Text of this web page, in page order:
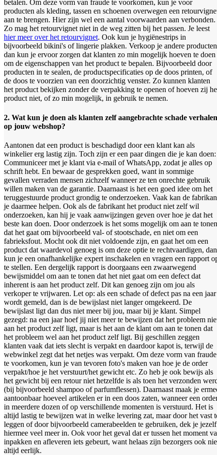
betalen. Om deze vorm van fraude te voorkomen, kun je voor
producten als kleding, tassen en schoenen overwegen een
aan te brengen. Hier zijn wel een aantal voorwaarden aan verbonden.
Zo mag het retourvignet niet in de weg zitten bij het passen. Je leest
hier meer over het retourvignet. Ook kun je hygiënestrips in
bijvoorbeeld bikini's of lingerie plakken. Verkoop je andere
dan kun je ervoor zorgen dat klanten zo min mogelijk hoeven te doen
om de eigenschappen van het product te bepalen. Bijvoorbeeld door
producten in te sealen, de productspecificaties op de doos printen, of
de doos te voorzien van een doorzichtig venster. Zo kunnen klanten
het product bekijken zonder de verpakking te openen of hoeven zij
product niet, of zo min mogelijk, in gebruik te nemen.
2. Wat kun je doen als klanten zelf aangebrachte schade verhalen
op jouw webshop?
Aantonen dat een product is beschadigd door een klant kan als
winkelier erg lastig zijn. Toch zijn er een paar dingen die je kan doen:
Communiceer met je klant via e-mail of WhatsApp, zodat je alles op
schrift hebt. En bewaar de gesprekken goed, want in sommige
gevallen verraden mensen zichzelf wanneer ze ten onrechte gebruik
willen maken van de garantie. Daarnaast is het een goed idee om het
teruggestuurde product grondig te onderzoeken. Vaak kan de
je daarmee helpen. Ook als de fabrikant het product niet zelf wil
onderzoeken, kan hij je vaak aanwijzingen geven over hoe je dat het
beste kan doen. Door onderzoek is het soms mogelijk om aan te tonen
dat het gaat om bijvoorbeeld val- of stootschade, en niet om een
fabrieksfout. Mocht ook dit niet voldoende zijn, en gaat het om een
product dat waardevol genoeg is om deze optie te rechtvaardigen, dan
kun je een onafhankelijke expert inschakelen en vragen een rapport
te stellen. Een dergelijk rapport is doorgaans een zwaarwegend
bewijsmiddel om aan te tonen dat het niet gaat om een defect dat
inherent is aan het product zelf. Dit kan genoeg zijn om jou als
verkoper te vrijwaren. Let op: als een schade of defect pas na een jaar
wordt gemeld, dan is de bewijslast niet langer omgekeerd. De
bewijslast ligt dan dus niet meer bij jou, maar bij je klant. Simpel
gezegd: na een jaar hoef jij niet meer te bewijzen dat het probleem
aan het product zelf ligt, maar is het aan de klant om aan te tonen dat
het probleem wel aan het product zelf ligt. Bij geschillen zeggen
klanten vaak dat iets slecht is verpakt en daardoor kapot is, terwijl de
webwinkel zegt dat het netjes was verpakt. Om deze vorm van fraude
te voorkomen, kun je van tevoren foto's maken van hoe je de order
verpakt/hoe je het verstuurt/het gewicht etc. Zo heb je ook bewijs als
het gewicht bij een retour niet hetzelfde is als toen het verzonden
(bij bijvoorbeeld shampoo of parfumflessen). Daarnaast maak je
aantoonbaar hoeveel artikelen er in een doos zaten, wanneer een
in meerdere dozen of op verschillende momenten is verstuurd. Het is
altijd lastig te bewijzen wat in welke levering zat, maar door het vast
leggen of door bijvoorbeeld camerabeelden te gebruiken, dek je jezelf
hiermee veel meer in. Ook voor het geval dat er tussen het moment
inpakken en afleveren iets gebeurt, want helaas zijn bezorgers ook
altijd eerlijk.